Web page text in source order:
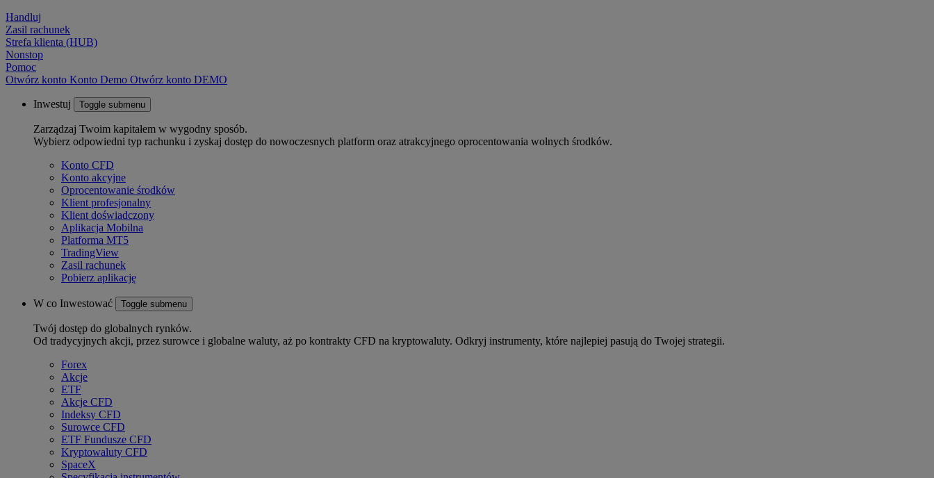
Handluj
Zasil rachunek
Strefa klienta (HUB)
Nonstop
Pomoc
Otwórz konto Konto Demo Otwórz konto DEMO
Inwestuj Toggle submenu
Zarządzaj Twoim kapitałem w wygodny sposób.
Wybierz odpowiedni typ rachunku i zyskaj dostęp do nowoczesnych platform oraz atrakcyjnego oprocentowania wolnych środków.
Konto CFD
Konto akcyjne
Oprocentowanie środków
Klient profesjonalny
Klient doświadczony
Aplikacja Mobilna
Platforma MT5
TradingView
Zasil rachunek
Pobierz aplikację
W co Inwestować Toggle submenu
Twój dostęp do globalnych rynków.
Od tradycyjnych akcji, przez surowce i globalne waluty, aż po kontrakty CFD na kryptowaluty. Odkryj instrumenty, które najlepiej pasują do Twojej strategii.
Forex
Akcje
ETF
Akcje CFD
Indeksy CFD
Surowce CFD
ETF Fundusze CFD
Kryptowaluty CFD
SpaceX